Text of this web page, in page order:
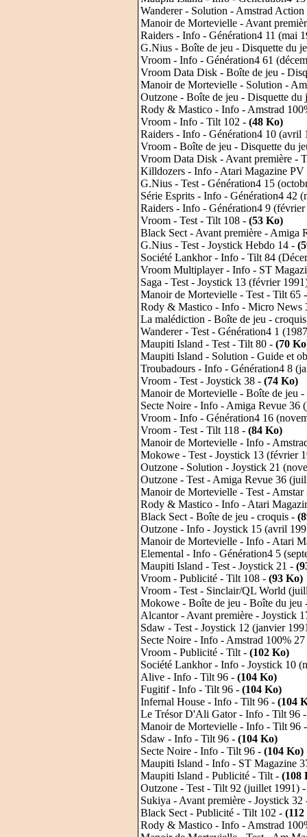
Wanderer - Solution - Amstrad
Manoir de Mortevielle - Avant
Raiders - Info - Génération4 11 (mai
G.Nius - Boîte de jeu - Disquette du
Vroom - Info - Génération4 61
Vroom Data Disk - Boîte de jeu -
Manoir de Mortevielle - Solution -
Outzone - Boîte de jeu - Disquette du
Rody & Mastico - Info - Amstrad
Vroom - Info - Tilt 102 - (48 Ko)
Raiders - Info - Génération4 10 (avril
Vroom - Boîte de jeu - Disquette du
Vroom Data Disk - Avant première -
Killdozers - Info - Atari Magazine PV
G.Nius - Test - Génération4 15
Série Esprits - Info - Génération4 42
Raiders - Info - Génération4 9
Vroom - Test - Tilt 108 - (53 Ko)
Black Sect - Avant première - Amiga
G.Nius - Test - Joystick Hebdo 14 -
Société Lankhor - Info - Tilt 84
Vroom Multiplayer - Info - ST
Saga - Test - Joystick 13 (février
Manoir de Mortevielle - Test - Tilt 65
Rody & Mastico - Info - Micro News
La malédiction - Boîte de jeu -
Wanderer - Test - Génération4 1
Maupiti Island - Test - Tilt 80 - (70
Maupiti Island - Solution - Guide et
Troubadours - Info - Génération4 8
Vroom - Test - Joystick 38 - (74 Ko)
Manoir de Mortevielle - Boîte de jeu
Secte Noire - Info - Amiga Revue 36
Vroom - Info - Génération4 16
Vroom - Test - Tilt 118 - (84 Ko)
Manoir de Mortevielle - Info -
Mokowe - Test - Joystick 13 (février
Outzone - Solution - Joystick 21
Outzone - Test - Amiga Revue 36
Manoir de Mortevielle - Test -
Rody & Mastico - Info - Atari
Black Sect - Boîte de jeu - croquis -
Outzone - Info - Joystick 15 (avril
Manoir de Mortevielle - Info - Atari
Elemental - Info - Génération4 5
Maupiti Island - Test - Joystick 21 -
Vroom - Publicité - Tilt 108 - (93 Ko)
Vroom - Test - Sinclair/QL World
Mokowe - Boîte de jeu - Boîte du jeu
Alcantor - Avant première - Joystick
Sdaw - Test - Joystick 12 (janvier
Secte Noire - Info - Amstrad 100%
Vroom - Publicité - Tilt - (102 Ko)
Société Lankhor - Info - Joystick 10
Alive - Info - Tilt 96 - (104 Ko)
Fugitif - Info - Tilt 96 - (104 Ko)
Infernal House - Info - Tilt 96 - (104
Le Trésor D'Ali Gator - Info - Tilt 96
Manoir de Mortevielle - Info - Tilt 96
Sdaw - Info - Tilt 96 - (104 Ko)
Secte Noire - Info - Tilt 96 - (104 Ko)
Maupiti Island - Info - ST Magazine
Maupiti Island - Publicité - Tilt - (108
Outzone - Test - Tilt 92 (juillet 1991)
Sukiya - Avant première - Joystick
Black Sect - Publicité - Tilt 102 -
Rody & Mastico - Info - Amstrad